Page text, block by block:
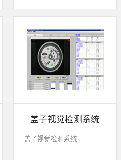
打印或热移印的数字、字
母、符号，检测喷码或打印
缺失、错喷、漏喷等缺陷。
采检测速度可达每秒20件产
品以上。该系统可广泛应用
于各种产品生产日期、批
号、产品代码打印品质检测
以及字符数字读取验证等。
盖子视觉检测系统
盖子视觉检测系统